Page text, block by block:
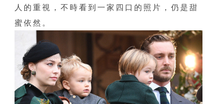
人的重視，不時看到一家四口的照片，仍是甜
蜜依然。